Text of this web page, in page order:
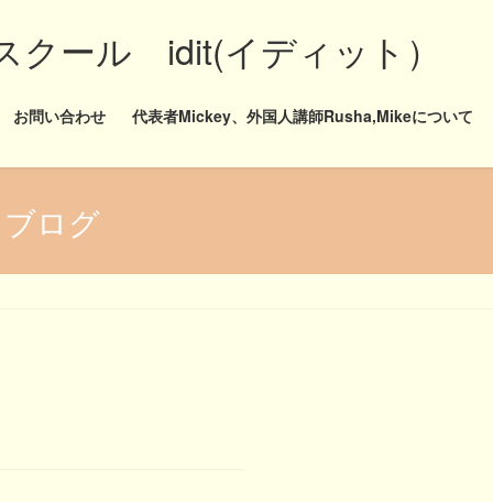
クール idit(イディット）
お問い合わせ 代表者Mickey、外国人講師Rusha,Mikeについて
ブログ